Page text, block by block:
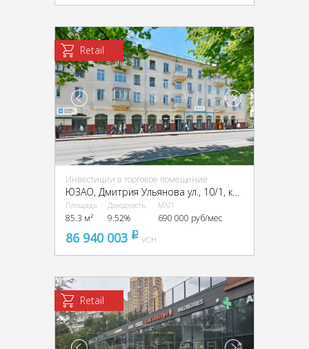
Retail
Инвестиции в торговое помещение
Площадь
85.3 м²
Доходность
9.52%
МАП
690 000 руб/мес
86 940 003 pуб
УСН
Retail